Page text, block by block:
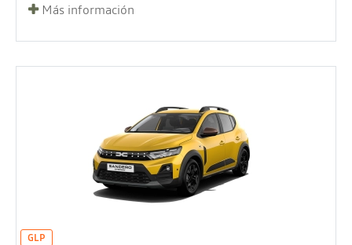
Más información
GLP